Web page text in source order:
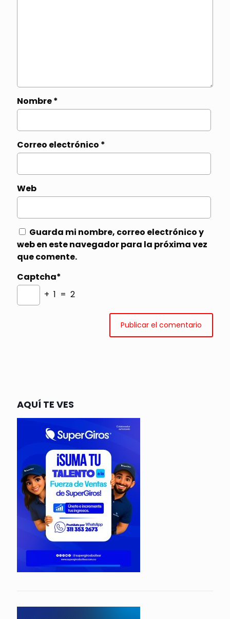
Nombre*
Correo electrónico *
Web
Guarda mi nombre, correo electrónico y
web en este navegador para la próxima vez
que comente.
Captcha*
+ 1 = 2
AQUÍ TE VES